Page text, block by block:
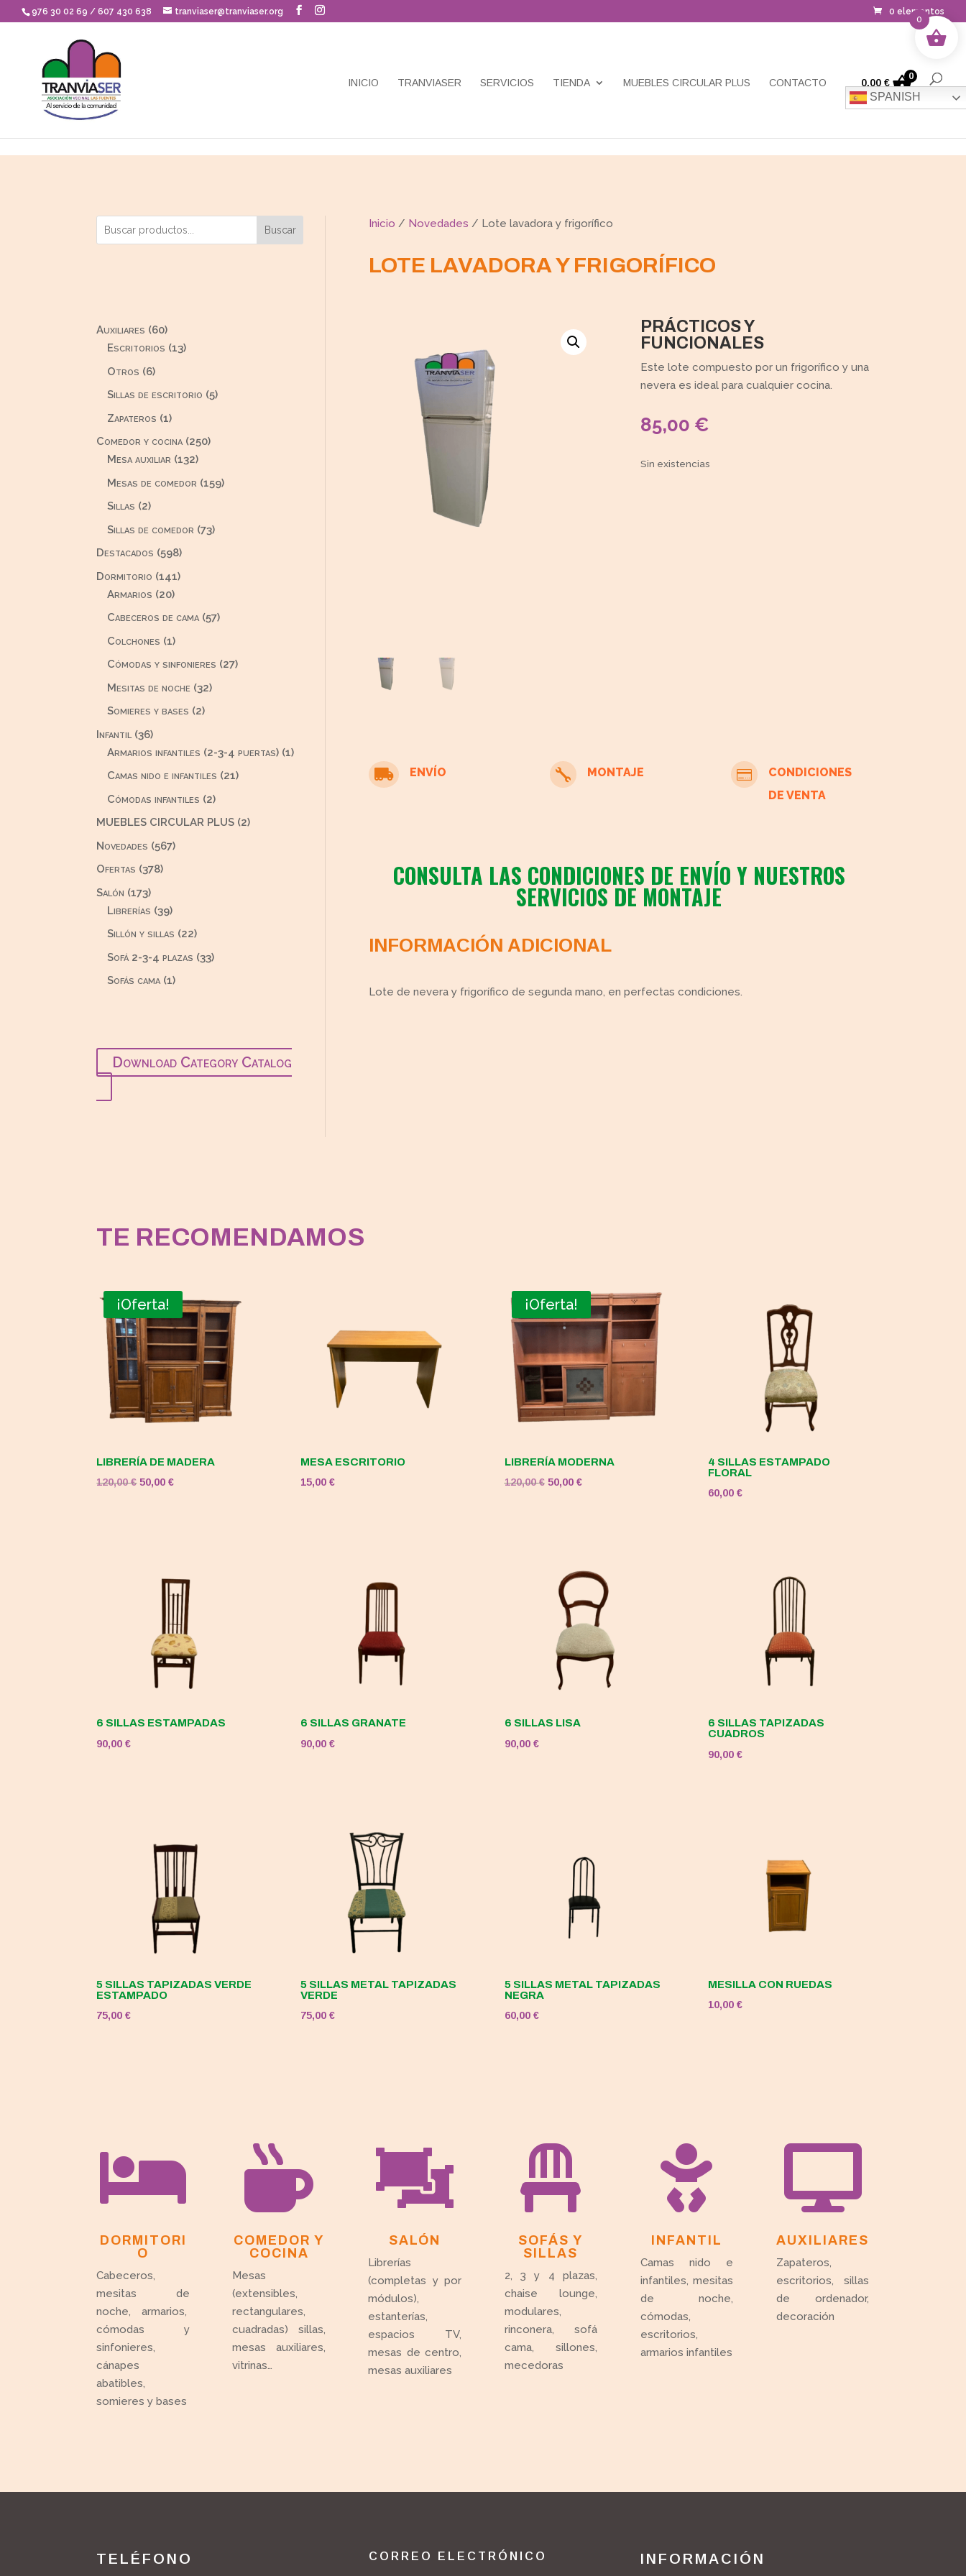
Skip to content
976 30 02 69 / 607 430 638 tranviaser@tranviaser.org 0 elementos
INICIO TRANVIASER SERVICIOS TIENDA MUEBLES CIRCULAR PLUS CONTACTO
SPANISH
0,00 €
0
Buscar
Auxiliares 6060
productos
Escritorios 1313
Otros 66
Sillas de escritorio 55
Zapateros 11
producto
Comedor y cocina 250250
Mesa auxiliar 132132
productos
Mesas de comedor 159159
Sillas 22
productos
Sillas de comedor 7373
Destacados 598598
productos
Dormitorio 141141
Armarios 2020
productos
Cabeceros de cama 5757
Colchones 11
Cómodas y sinfonieres 2727
Mesitas de noche 3232
Somieres y bases 22
Infantil 3636
productos
Armarios infantiles (2-3-4 puertas) 11
Camas nido e infantiles 2121
Cómodas infantiles 22
productos
MUEBLES CIRCULAR PLUS 22
Novedades 567567
Ofertas 378378
Salón 173173
productos
Librerías 3939
productos
Sillón y sillas 2222
productos
Sofá 2-3-4 plazas 3333
Sofás cama 11
Download Category Catalog
Inicio / Novedades / Lote lavadora y frigorífico
LOTE LAVADORA Y FRIGORÍFICO
PRÁCTICOS Y
FUNCIONALES
Este lote compuesto por un frigorífico y una
nevera es ideal para cualquier cocina.
85,00 €
Sin existencias
 ENVÍO  MONTAJE 
CONDICIONES
DE VENTA
CONSULTA LAS CONDICIONES DE ENVÍO Y NUESTROS
SERVICIOS DE MONTAJE
INFORMACIÓN ADICIONAL
Lote de nevera y frigorífico de segunda mano, en perfectas condiciones.
TE RECOMENDAMOS
¡Oferta!
LIBRERÍA DE MADERA
120,00€ El
50,00€El
MESA ESCRITORIO
15,00 €
¡Oferta!
LIBRERÍA MODERNA
120,00€ El
50,00 €El
4 SILLAS ESTAMPADO
FLORAL
60,00€
6 SILLAS ESTAMPADAS
90,00€
6 SILLAS GRANATE
90,00 €
6 SILLAS LISA
90,00 €
6 SILLAS TAPIZADAS
CUADROS
90,00€
5 SILLAS TAPIZADAS VERDE
ESTAMPADO
75,00€
5 SILLAS METAL TAPIZADAS
VERDE
75,00 €
5 SILLAS METAL TAPIZADAS
NEGRA
60,00 €
MESILLA CON RUEDAS
10,00€

DORMITORI
O
Cabeceros,
mesitas de
noche, armarios,
cómodas y
sinfonieres,
cánapes
abatibles,
somieres y bases

COMEDOR Y
COCINA
Mesas
(extensibles,
rectangulares,
cuadradas) sillas,
mesas auxiliares,
vitrinas…

SALÓN
Librerías
(completas y por
módulos),
estanterías,
espacios TV,
mesas de centro,
mesas auxiliares

SOFÁS Y
SILLAS
2, 3 y 4 plazas,
chaise lounge,
modulares,
rinconera, sofá
cama, sillones,
mecedoras

INFANTIL
Camas nido e
infantiles, mesitas
de noche,
cómodas,
escritorios,
armarios infantiles

AUXILIARES
Zapateros,
escritorios, sillas
de ordenador,
decoración
TELÉFONO CORREO ELECTRÓNICO INFORMACIÓN
0